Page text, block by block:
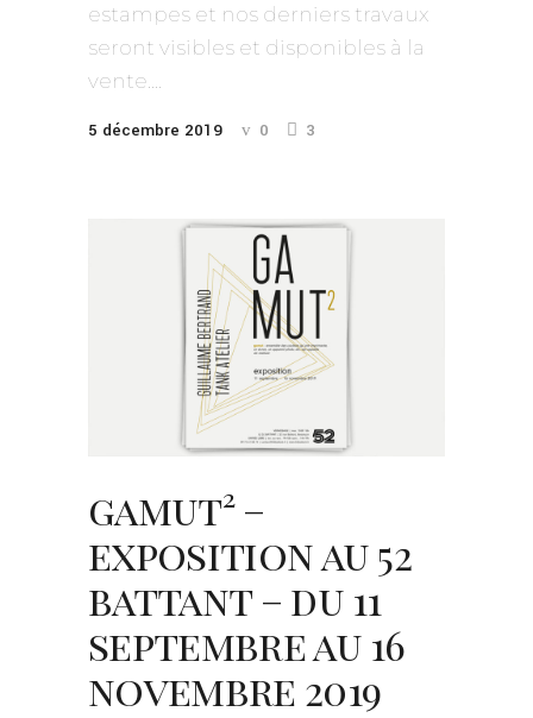
estampes et nos derniers travaux
seront visibles et disponibles à la
vente....
5 décembre 2019 0 3
gamut² –
exposition au 52
battant – du 11
septembre au 16
novembre 2019